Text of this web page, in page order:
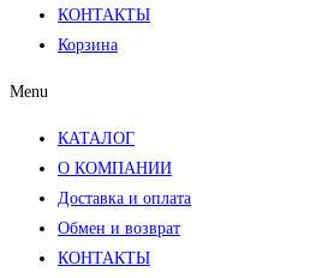
КОНТАКТЫ
Корзина
Menu
КАТАЛОГ
О КОМПАНИИ
Доставка и оплата
Обмен и возврат
КОНТАКТЫ